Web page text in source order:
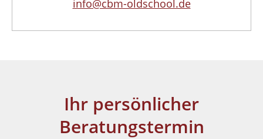
info@cbm-oldschool.de
Ihr persönlicher
Beratungstermin